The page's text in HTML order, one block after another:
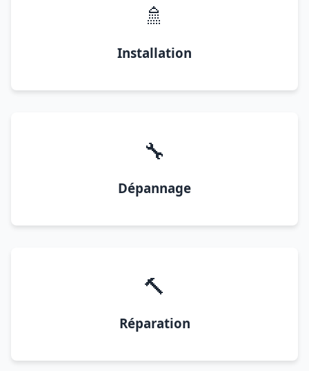
🚿
Installation
🔧
Dépannage
🔨
Réparation